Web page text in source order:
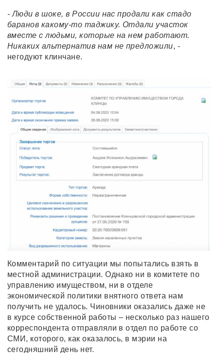
- Люди в шоке, в России нас продали как стадо
баранов какому-то таджику. Отдали участок
вместе с людьми, которые на нем работают.
Никаких альтернатив нам не предложили, -
негодуют клинчане.
Комментарий по ситуации мы попытались взять в
местной администрации. Однако ни в комитете по
управлению имуществом, ни в отделе
экономической политики внятного ответа нам
получить не удалось. Чиновники оказались даже не
в курсе собственной работы – несколько раз нашего
корреспондента отправляли в отдел по работе со
СМИ, которого, как оказалось, в мэрии на
сегодняшний день нет.